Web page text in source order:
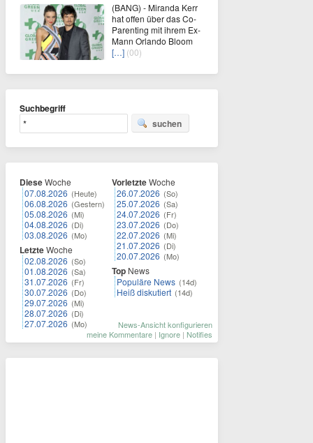
(BANG) - Miranda Kerr
hat offen über das Co-
Parenting mit ihrem Ex-
Mann Orlando Bloom
[…] (00)
Suchbegriff
suchen
DieseWoche
07.08.2026 (Heute)
06.08.2026 (Gestern)
05.08.2026 (Mi)
04.08.2026 (Di)
03.08.2026 (Mo)
LetzteWoche
02.08.2026 (So)
01.08.2026 (Sa)
31.07.2026 (Fr)
30.07.2026 (Do)
29.07.2026 (Mi)
28.07.2026 (Di)
27.07.2026 (Mo)
VorletzteWoche
26.07.2026 (So)
25.07.2026 (Sa)
24.07.2026 (Fr)
23.07.2026 (Do)
22.07.2026 (Mi)
21.07.2026 (Di)
20.07.2026 (Mo)
Top News
Populäre News (14d)
Heiß diskutiert (14d)
News-Ansicht konfigurieren
meine Kommentare | Ignore | Notifies